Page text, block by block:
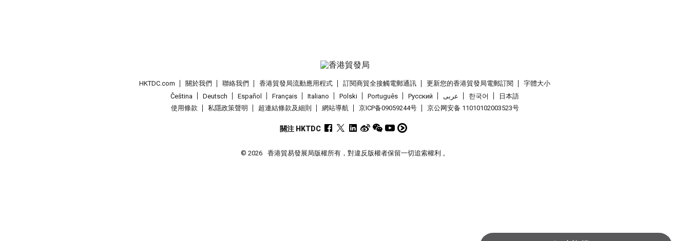
HKTDC.com 關於我們 聯絡我們 香港貿發局流動應用程式 訂閱商貿全接觸電郵通訊 更新您的香港貿發局電郵訂閱
字體大小
Čeština
Deutsch Español Français Italiano Polski Português Pусский عربى 한국어
日本語
使用條款
私隱政策聲明 超連結條款及細則 網站導航 京ICP备09059244号 京公网安备 11010102003523号
關注 HKTDC
© 2026 香港貿易發展局版權所有，對違反版權者保留一切追索權利 。